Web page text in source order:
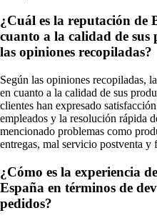
¿Cuál es la reputación de
cuanto a la calidad de sus
las opiniones recopiladas?
Según las opiniones recopiladas,
en cuanto a la calidad de sus
clientes han expresado
empleados y la resolución rápida
mencionado problemas como
entregas, mal servicio postventa y
¿Cómo es la experiencia
España en términos de
pedidos?